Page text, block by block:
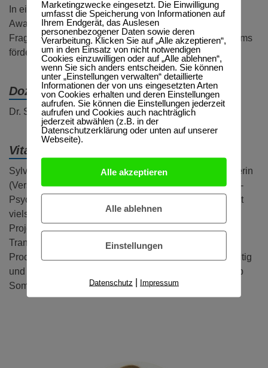
In einer dritten Austauschrunde zum Thema ‚Cultural
Awareness‘ sammeln wir Ideen und Erfahrungen zur
Frage: Wie kann ich Verständnis in interkulturellen Teams
fördern?
Dozent:
Dr. Sylvia Jung
Vita:
Sylvia Jung ist promovierte Gesundheitswissenschaftlerin
(Versorgungsforschung und Psychoonkologie), Diplom-
Psychologin und Systemische Therapeutin (DGSF). Mit
vielseitigen Erfahrungen im Krankenhaus- und IT-
Projektmanagement, als Scrum Master und Agile
Transformation Manager. Gründerin und
Produktentwicklerin von PictureMind: Wir bieten vielseitig
und flexibel einsetzbare Online-Bildkarten an, die es ab
Sommer 2023 nun auch gedruckt gibt.
Marketingzwecke eingesetzt. Die Einwilligung
umfasst die Speicherung von Informationen auf
Ihrem Endgerät, das Auslesen
personenbezogener Daten sowie deren
Verarbeitung. Klicken Sie auf „Alle akzeptieren“,
um in den Einsatz von nicht notwendigen
Cookies einzuwilligen oder auf „Alle ablehnen“,
wenn Sie sich anders entscheiden. Sie können
unter „Einstellungen verwalten“ detaillierte
Informationen der von uns eingesetzten Arten
von Cookies erhalten und deren Einstellungen
aufrufen. Sie können die Einstellungen jederzeit
aufrufen und Cookies auch nachträglich
jederzeit abwählen (z.B. in der
Datenschutzerklärung oder unten auf unserer
Webseite).
Alle akzeptieren
Alle ablehnen
Einstellungen
Datenschutz | Impressum